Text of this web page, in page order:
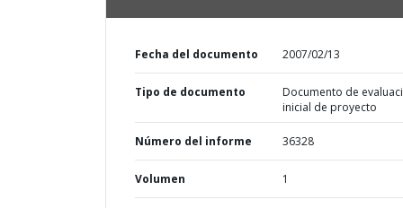
Fecha del documento 2007/02/13
Tipo de documento
Documento de
inicial de proyecto
Número del informe 36328
Volumen 1